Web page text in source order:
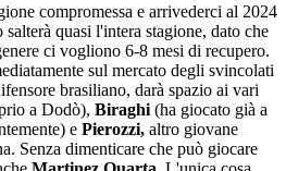
compromessa e arrivederci al 2024
quasi l'intera stagione, dato che
ci vogliono 6-8 mesi di recupero.
sul mercato degli svincolati
brasiliano, darà spazio ai vari
a Dodò), Biraghi (ha giocato già a
e Pierozzi, altro giovane
Senza dimenticare che può giocare